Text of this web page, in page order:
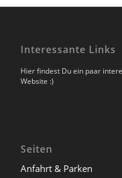
Interessante Links
Hier findest Du ein paar
Website :)
Seiten
Anfahrt & Parken